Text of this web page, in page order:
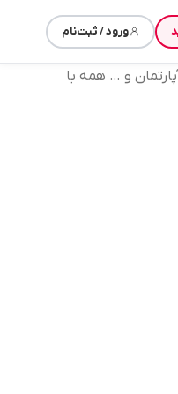
ورود / ثبت‌نام
و … همه با